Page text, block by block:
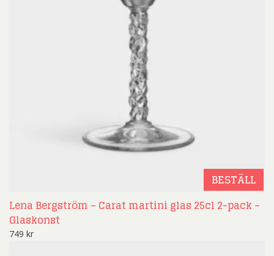
BESTÄLL
Lena Bergström – Carat martini glas 25cl 2-pack –
Glaskonst
749 kr